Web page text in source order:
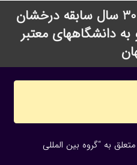
CIS Group با بیش از 30 سال سابقه درخشان
به دانشگاههای معتبر
به “گروه بین المللی